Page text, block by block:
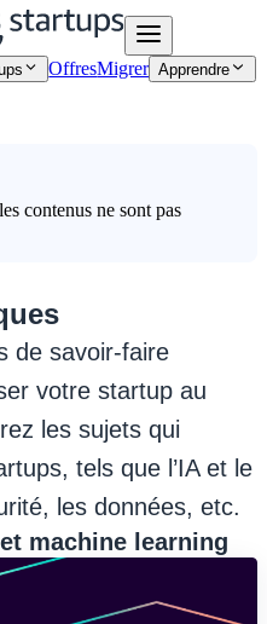
OffresMigrer Apprendre
contenus ne sont pas
de savoir-faire
votre startup au
les sujets qui
tels que l’IA et le
les données, etc.
machine learning